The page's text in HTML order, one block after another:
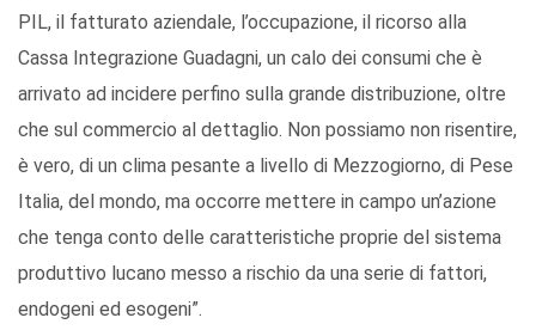
PIL, il fatturato aziendale, l’occupazione, il ricorso alla
Cassa Integrazione Guadagni, un calo dei consumi che è
arrivato ad incidere perfino sulla grande distribuzione, oltre
che sul commercio al dettaglio. Non possiamo non risentire,
è vero, di un clima pesante a livello di Mezzogiorno, di Pese
Italia, del mondo, ma occorre mettere in campo un’azione
che tenga conto delle caratteristiche proprie del sistema
produttivo lucano messo a rischio da una serie di fattori,
endogeni ed esogeni”.